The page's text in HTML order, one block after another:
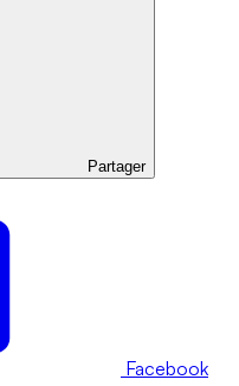
Partager
Facebook